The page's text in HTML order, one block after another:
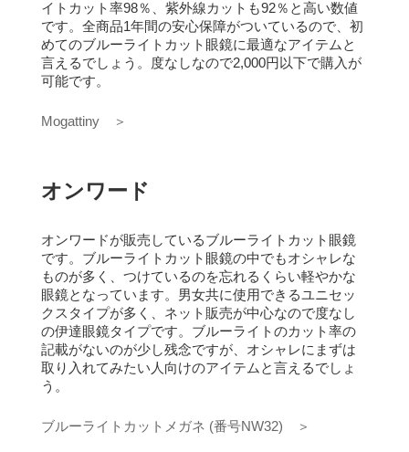
イトカット率98％、紫外線カットも92％と高い数値
です。 全商品1年間の安心保障がついているので、初
めてのブルーライトカット眼鏡に最適なアイテムと
言えるでしょう。 度なしなので2,000円以下で購入が
可能です。
Mogattiny ＞
オンワード
オンワードが販売しているブルーライトカット眼鏡
です。 ブルーライトカット眼鏡の中でもオシャレな
ものが多く、つけているのを忘れるくらい軽やかな
眼鏡となっています。 男女共に使用できるユニセッ
クスタイプが多く、ネット販売が中心なので度なし
の伊達眼鏡タイプです。 ブルーライトのカット率の
記載がないのが少し残念ですが、オシャレにまずは
取り入れてみたい人向けのアイテムと言えるでしょ
う。
ブルーライトカットメガネ (番号NW32) ＞